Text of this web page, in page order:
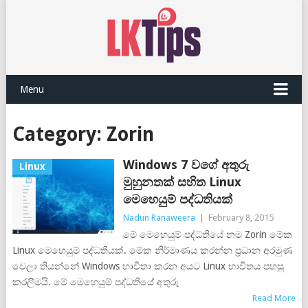
Menu
Category: Zorin
Linux
Windows 7 වගේ අතුරු
මුහුනතක් සහිත Linux
මෙහෙයුම් පද්ධතියක්
Nadun Ranaweera February 8, 2015
මේ මෙහෙයුම් පද්ධතියේ නම Zorin මේක
Linux මෙහෙයුම් පද්ධතියක්. මේක නිර්මාණය කරන්න ප්‍රධාන අරමුණ
වෙලා තියන්නේ Windows භාවිතා කරන අයට Linux භාවිතය පහසු
කරලීමයි. මේ මෙහෙයුම් පද්ධතියේ අතුරු
Read More